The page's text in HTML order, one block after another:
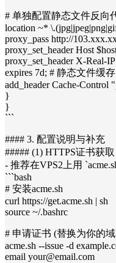
# 单独配置静态文件反向
location ~*
proxy_pass http://
proxy_set_header Host
proxy_set_header X-Real-
expires 7d; # 静态文件缓
add_header Cache-Control
}
}
```
#### 3. 配置说明与补充
##### (1) HTTPS证书获取
- 推荐在VPS2上用
```bash
# 安装acme.sh
curl https://get.acme.sh | sh
source ~/.bashrc
# 申请证书 (替换为你的
acme.sh --issue -d
email your@email.com